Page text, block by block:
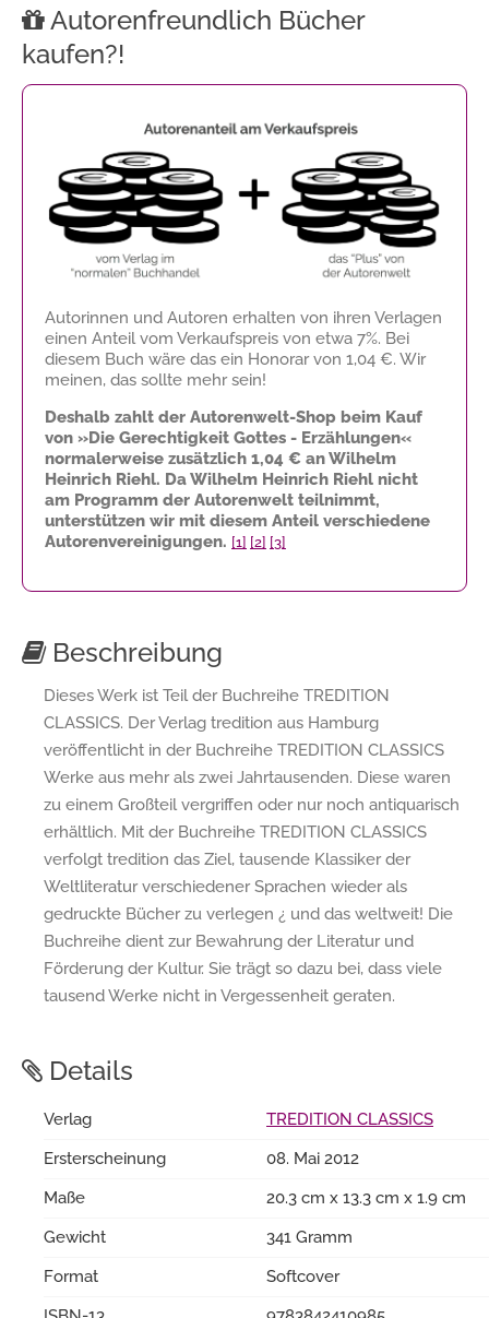
Autorenfreundlich Bücher
kaufen?!
Autorinnen und Autoren erhalten von ihren Verlagen
einen Anteil vom Verkaufspreis von etwa 7%. Bei
diesem Buch wäre das ein Honorar von 1,04 €. Wir
meinen, das sollte mehr sein!
Deshalb zahlt der Autorenwelt-Shop beim Kauf
von »Die Gerechtigkeit Gottes - Erzählungen«
normalerweise zusätzlich 1,04 € an Wilhelm
Heinrich Riehl. Da Wilhelm Heinrich Riehl nicht
am Programm der Autorenwelt teilnimmt,
unterstützen wir mit diesem Anteil verschiedene
Autorenvereinigungen. [1] [2] [3]
Beschreibung
Dieses Werk ist Teil der Buchreihe TREDITION
CLASSICS. Der Verlag tredition aus Hamburg
veröffentlicht in der Buchreihe TREDITION CLASSICS
Werke aus mehr als zwei Jahrtausenden. Diese waren
zu einem Großteil vergriffen oder nur noch antiquarisch
erhältlich. Mit der Buchreihe TREDITION CLASSICS
verfolgt tredition das Ziel, tausende Klassiker der
Weltliteratur verschiedener Sprachen wieder als
gedruckte Bücher zu verlegen ¿ und das weltweit! Die
Buchreihe dient zur Bewahrung der Literatur und
Förderung der Kultur. Sie trägt so dazu bei, dass viele
tausend Werke nicht in Vergessenheit geraten.
Details
Verlag
TREDITION CLASSICS
Ersterscheinung
08. Mai 2012
Maße
20.3 cm x 13.3 cm x 1.9 cm
Gewicht
341 Gramm
Format
Softcover